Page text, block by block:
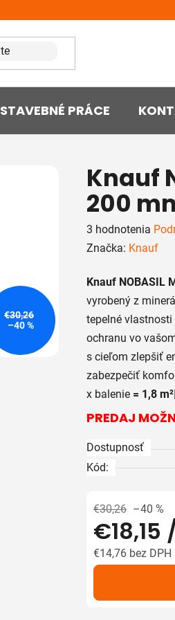
STAVEBNÉ PRÁCE
Knauf
200
Priemerné
hodnotenie
je
4,7
z
5
hviezdičiek.
3 hodnotenia
Značka: Knauf
Knauf NOBASIL
vyrobený z
tepelné
ochranu vo
s cieľom zlepšiť
zabezpečiť
x balenie = 1,8 m²|
PREDAJ
Dostupnosť
Kód:
€30,26 –40 %
€18,15
€14,76 bez DPH
€30,26
–40 %